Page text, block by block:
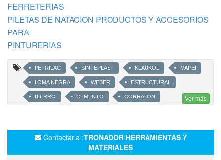
FERRETERIAS
PILETAS DE NATACION PRODUCTOS Y ACCESORIOS
PARA
PINTURERIAS
PETRILAC SINTEPLAST KLAUKOL MAPEI
LOMA NEGRA WEBER ESTRUCTURAL
HIERRO CEMENTO CORRALON Ver más
Contactar a :TRONADOR HERRAMIENTAS Y
MATERIALES